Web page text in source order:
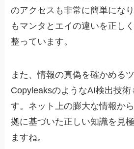
のアクセスも非常に簡単にな
もマンタとエイの違いを正し
整っています。
また、情報の真偽を確かめる
CopyleaksのようなAI検出技術
す。ネット上の膨大な情報か
拠に基づいた正しい知識を見
ますね。